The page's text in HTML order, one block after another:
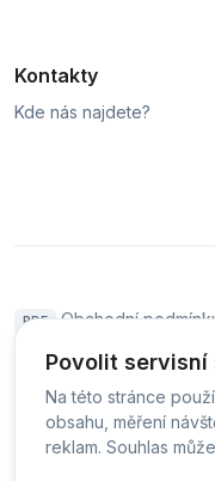
Povolit
Na této stránce
obsahu, měření
reklam. Souhlas
Kontakty
Kde nás najdete?
PDF Obchodní
Hodnocení
Čeština